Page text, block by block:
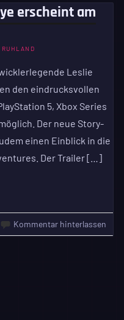
erscheint am
RUHLAND
Leslie
den eindrucksvollen
5, Xbox Series
Der neue Story-
einen Einblick in die
Der Trailer […]
Kommentar hinterlassen